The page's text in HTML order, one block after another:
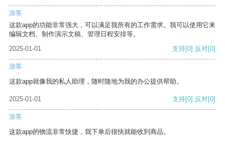
游客
这款app的功能非常强大，可以满足我所有的工作需求。我可以使用它来
编辑文档、制作演示文稿、管理日程安排等。
2025-01-01
支持[0] 反对[0]
游客
这款app就像我的私人助理，随时随地为我的办公提供帮助。
2025-01-01 支持[0] 反对[0]
游客
这款app的物流非常快捷，我下单后很快就能收到商品。